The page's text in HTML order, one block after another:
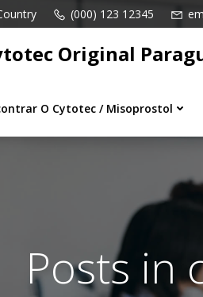
(000) 123 12345
Original
O Cytotec / Misoprostol
Posts in